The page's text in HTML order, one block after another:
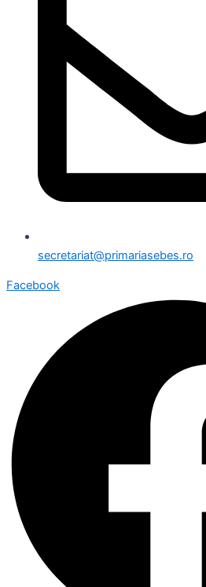
secretariat@primariasebes.ro
Facebook